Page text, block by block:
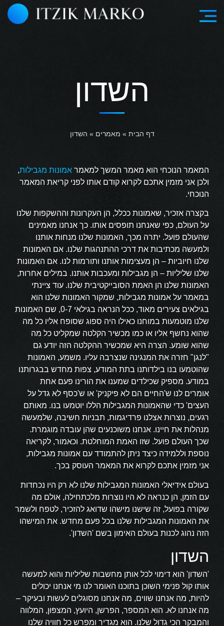
השדון
דף הבית » מאמרים » השדון
המאמר הנוכחי הוא מאמר המשך למאמר אמונות מגבילות,
ולכן אני מזמין אתכם לקרוא קודם אותו לפני קריאת המאמר
הנוכחי.
בקצרה אזכיר, שאמונות ככלל, הן העקרונות וההשקפות שלנו
על העולם, כפי שאנחנו תופסים אותו. כך אנחנו מאמינים
שהעולם פועל. יתרה מכך, האמונות שלנו מנחות אותנו
ולמעשה מכתיבות את דרכי ההתנהגות שלנו. אם האמונות
שלנו חיוביות – הן מעצימות אותנו ותורמות לנו. אם האמונות
שלנו שליליות – הן מגבילות ומעכבות אותנו. במילים אחרות,
האמונות שלנו הן האמת הסובייקטיבית שלנו. עוד ציינתי
במאמר על אמונות מגבילות, שמקור האמונות שלנו הוא
בגילאים צעירים מאוד, ככל הנראה בגילאי 0-7, שם האמונות
שלנו מוטמעות במוחנו כאילו היה ספוג שסופח אליו כל מה
שהוא נחשף אליו או כמו מכשיר הקלטה שמקליט כל מה
שהוא שומע. הצרה היא שמכשיר ההקלטה הזה יודע גם
"לנגן" חזרה את המנגינה שנצרבה עליו. משמע, האמונות
שהוטמעו בנו בילדותנו בתת המודע, צפות מחדש בבגרותנו
במודע. מספיק שכילדים שמענו את הורינו פעם אחת
אומרים לנו ש'החיים הם לא פיקניק' או ש'כסף לא גדל על
העצים' כדי שהאמונות המגבילות הללו יוטמעו בנו. מאותם
רגעים, נוצרות אצלנו פרדיגמות, תבניות חשיבה, שלמעשה
מנהלות את חיינו. אנחנו משוכנעים שהן עובדה מוגמרת.
שכך העולם פועל. שזו האמת המוחלטת. וכאמור, לקריאה
נוספת וללמידה כיצד ניתן להתמודד עם אמונות מגבילות,
אני מזמין אתכם לקרוא את המאמר העוסק בכך.
בעולם אידיאלי האמונות המגבילות שלנו לא רק היו נכחדות
עם הזמן, הן כנראה לא היו נוצרות מלכתחילה, אולם מה
שקורה בפועל, זה שישנו מישהו שדואג להזכיר, לטפח ולשמר
את האמונות המגבילות שלנו בכל פעם מחדש. את המישהו
הזה נהוג לכנות בעולם האימון בשם 'השדון'.
השדון
'השדון' הוא דימוי לכל אותן מחשבות שליליות והוא למעשה
אותו קול פנימי השוכן בתוכנו האומר לנו מי אנחנו יכולים
להיות, מה אנחנו שווים, מה אנחנו מסוגלים לעשות ובעיקר –
מה אנחנו לא. הוא המספר, הפרשן, היועץ, המצפּוּן, המלווה
והמבקר הכי גדול שלנו. הוא מגדיר ומפרש כל חוויה שלנו